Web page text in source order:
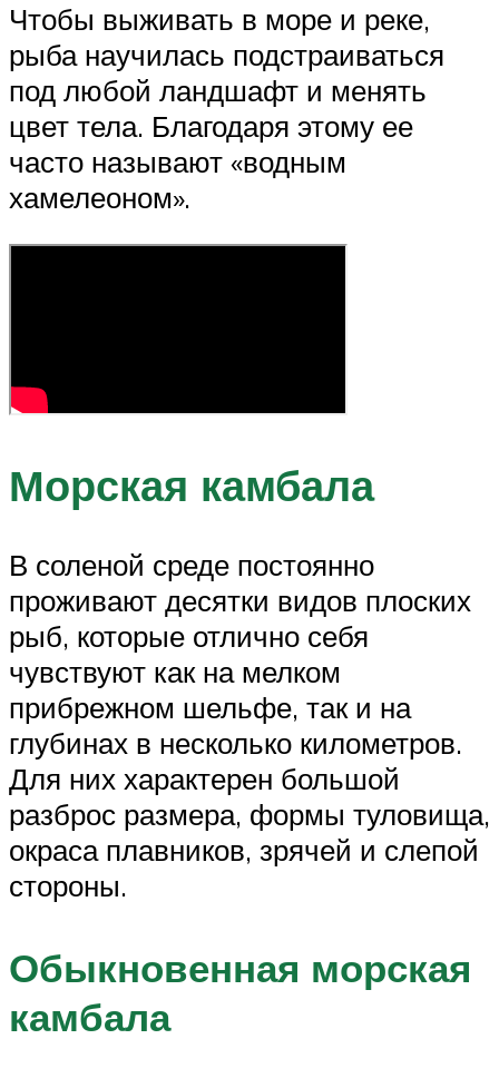
Чтобы выживать в море и реке,
рыба научилась подстраиваться
под любой ландшафт и менять
цвет тела. Благодаря этому ее
часто называют «водным
хамелеоном».
Морская камбала
В соленой среде постоянно
проживают десятки видов плоских
рыб, которые отлично себя
чувствуют как на мелком
прибрежном шельфе, так и на
глубинах в несколько километров.
Для них характерен большой
разброс размера, формы туловища,
окраса плавников, зрячей и слепой
стороны.
Обыкновенная морская
камбала